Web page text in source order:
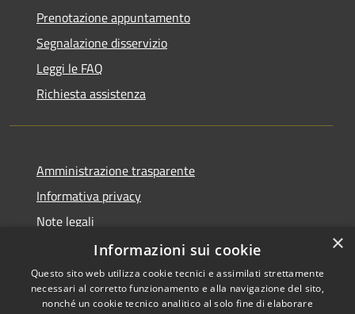
Prenotazione appuntamento
Segnalazione disservizio
Leggi le FAQ
Richiesta assistenza
Amministrazione trasparente
Informativa privacy
Note legali
Dichiarazione di accessibilità
×
Informazioni sui cookie
Questo sito web utilizza cookie tecnici e assimilati strettamente
necessari al corretto funzionamento e alla navigazione del sito,
nonché un cookie tecnico analitico al solo fine di elaborare